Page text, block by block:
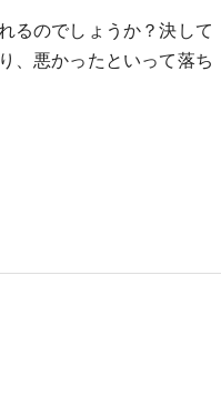
るのでしょうか？決して
、悪かったといって落ち